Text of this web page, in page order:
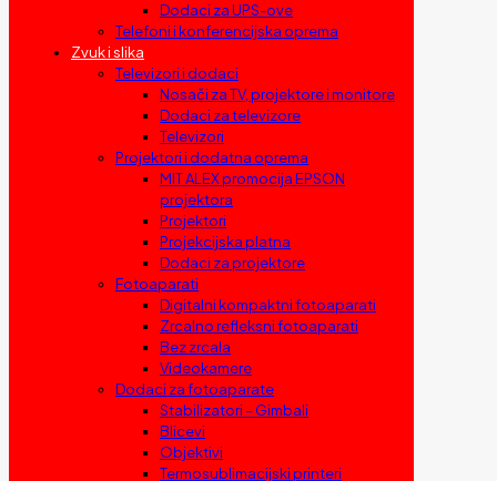
Dodaci za UPS-ove
Telefoni i konferencijska oprema
Zvuk i slika
Televizori i dodaci
Nosači za TV, projektore i monitore
Dodaci za televizore
Televizori
Projektori i dodatna oprema
MIT ALEX promocija EPSON
projektora
Projektori
Projekcijska platna
Dodaci za projektore
Fotoaparati
Digitalni kompaktni fotoaparati
Zrcalno refleksni fotoaparati
Bez zrcala
Videokamere
Dodaci za fotoaparate
Stabilizatori – Gimbali
Blicevi
Objektivi
Termosublimacijski printeri